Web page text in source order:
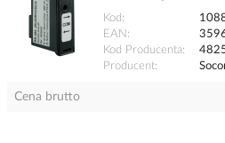
Kod
EAN
Kod Producenta
Producent
Cena brutto